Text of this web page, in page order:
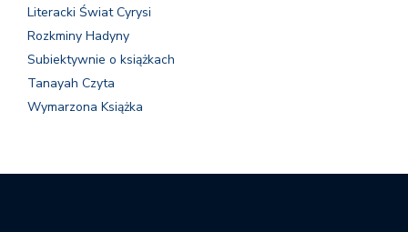
Literacki Świat Cyrysi
Rozkminy Hadyny
Subiektywnie o książkach
Tanayah Czyta
Wymarzona Książka